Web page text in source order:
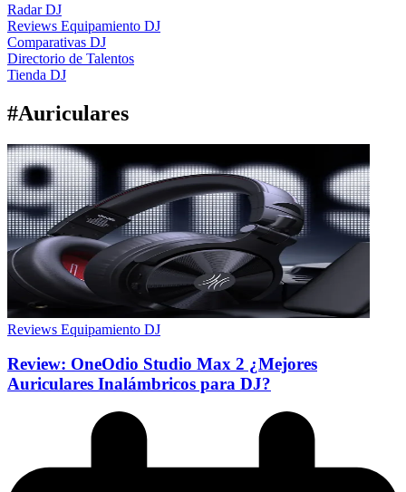
Radar DJ
Reviews Equipamiento DJ
Comparativas DJ
Directorio de Talentos
Tienda DJ
#Auriculares
Reviews Equipamiento DJ
Review: OneOdio Studio Max 2 ¿Mejores
Auriculares Inalámbricos para DJ?